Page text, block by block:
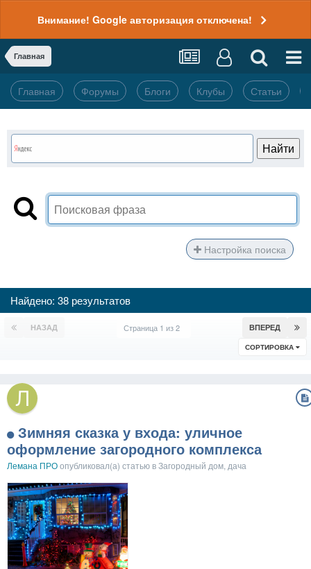
Внимание! Google авторизация отключена!
Главная
Главная Форумы Блоги Клубы Статьи
Настройка поиска
Найдено: 38 результатов
НАЗАД ВПЕРЕД
Страница 1 из 2
СОРТИРОВКА
Зимняя сказка у входа: уличное
оформление загородного комплекса
Лемана ПРОопубликовал(а) статью вЗагородный дом, дача